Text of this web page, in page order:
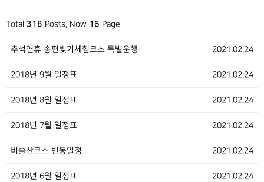
Total 318 Posts, Now 16 Page
2021.02.24
추석연휴 송편빚기체험코스 특별운행
2021.02.24
2018년 9월 일정표
2021.02.24
2018년 8월 일정표
2021.02.24
2018년 7월 일정표
2021.02.24
비슬산코스 변동일정
2021.02.24
2018년 6월 일정표